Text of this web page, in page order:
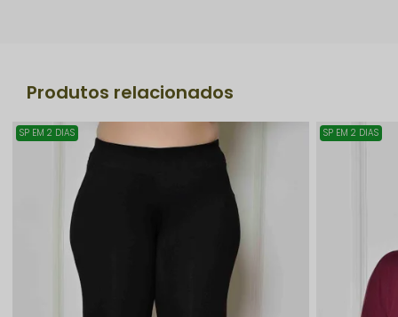
Produtos relacionados
SP EM 2 DIAS SP EM 2 DIAS